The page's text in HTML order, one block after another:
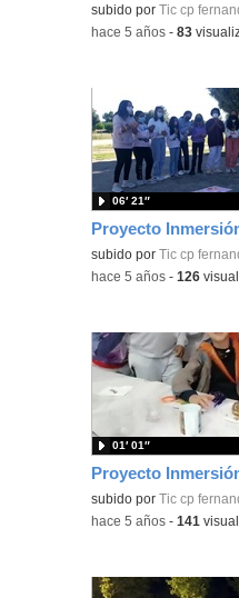
Contenido educativo.
subido por Tic cp
-hace 5 años -83
Contenido educativo.
subido por Tic cp
06′ 21″
-hace 5 años -126
Contenido educativo.
subido por Tic cp
01′ 01″
-hace 5 años -141